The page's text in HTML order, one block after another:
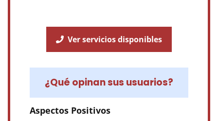
Ver servicios disponibles
¿Qué opinan sus usuarios?
Aspectos Positivos